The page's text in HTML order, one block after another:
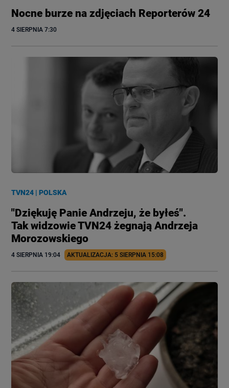
Nocne burze na zdjęciach Reporterów 24
4 SIERPNIA 7:30
TVN24 |POLSKA
"Dziękuję Panie Andrzeju, że byłeś".
Tak widzowie TVN24 żegnają Andrzeja
Morozowskiego
4 SIERPNIA 19:04 AKTUALIZACJA: 5 SIERPNIA 15:08